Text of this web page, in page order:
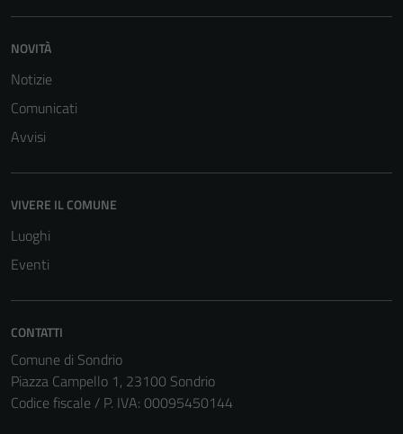
NOVITÀ
Notizie
Comunicati
Avvisi
VIVERE IL COMUNE
Luoghi
Eventi
CONTATTI
Comune di Sondrio
Piazza Campello 1, 23100 Sondrio
Codice fiscale / P. IVA: 00095450144